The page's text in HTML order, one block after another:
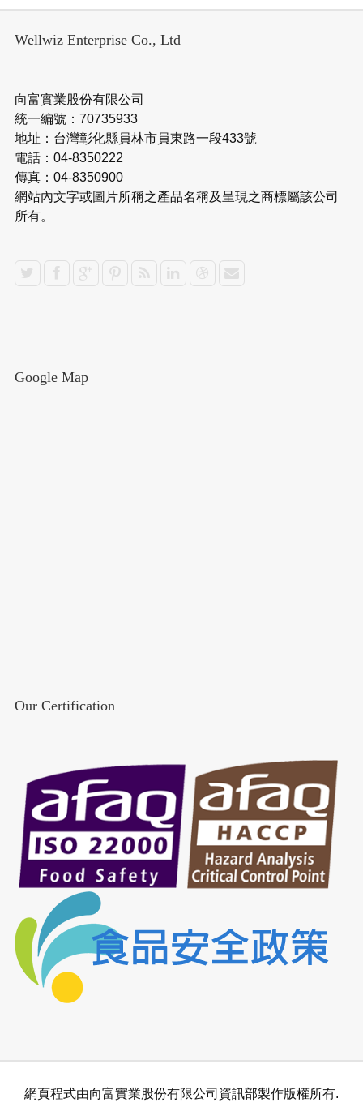
Wellwiz Enterprise Co., Ltd
向富實業股份有限公司
統一編號：70735933
地址：台灣彰化縣員林市員東路一段433號
電話：04-8350222
傳真：04-8350900
網站內文字或圖片所稱之產品名稱及呈現之商標屬該公司
所有。
Google Map
Our Certification
網頁程式由向富實業股份有限公司資訊部製作版權所有.